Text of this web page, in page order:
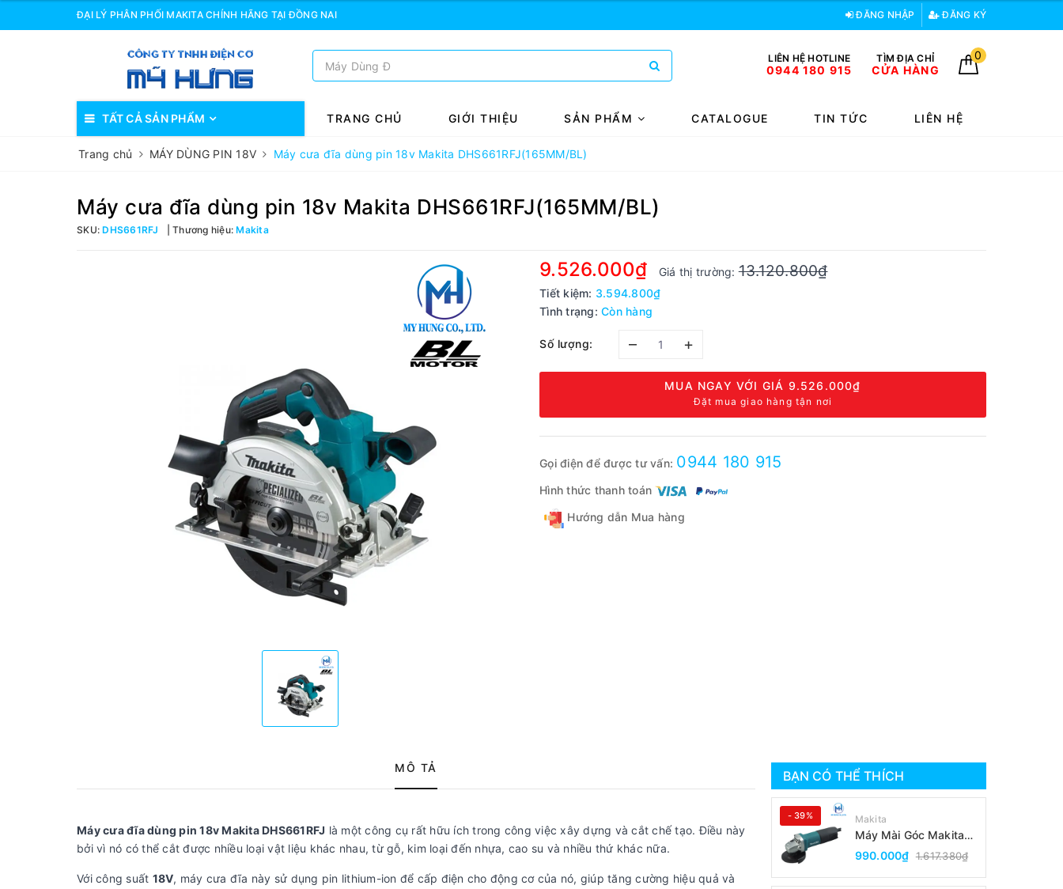
ĐẠI LÝ PHÂN PHỐI MAKITA CHÍNH HÃNG TẠI ĐỒNG NAI ĐĂNG NHẬP ĐĂNG KÝ
LIÊN HỆ HOTLINE
0944 180 915
TÌM ĐỊA CHỈ
CỬA HÀNG
0
TẤT CẢ SẢN PHẨM TRANG CHỦ GIỚI THIỆU SẢN PHẨM CATALOGUE TIN TỨC LIÊN HỆ
Trang chủ MÁY DÙNG PIN 18V Máy cưa đĩa dùng pin 18v Makita DHS661RFJ(165MM/BL)
Máy cưa đĩa dùng pin 18v Makita DHS661RFJ(165MM/BL)
SKU:DHS661RFJ Thương hiệu:Makita
9.526.000₫ Giá thị trường:13.120.800₫
Tiết kiệm: 3.594.800₫
Tình trạng: Còn hàng
Số lượng: – +
MUA NGAY VỚI GIÁ 9.526.000₫
Đặt mua giao hàng tận nơi
Gọi điện để được tư vấn: 0944 180 915
Hình thức thanh toán
Hướng dẫn Mua hàng
MÔ TẢ
Máy cưa đĩa dùng pin 18v Makita DHS661RFJ là một công cụ rất hữu ích trong công việc xây dựng và cắt chế tạo. Điều này
bởi vì nó có thể cắt được nhiều loại vật liệu khác nhau, từ gỗ, kim loại đến nhựa, cao su và nhiều thứ khác nữa.
Với công suất 18V, máy cưa đĩa này sử dụng pin lithium-ion để cấp điện cho động cơ của nó, giúp tăng cường hiệu quả và
BẠN CÓ THỂ THÍCH
- 39% Makita
Máy Mài Góc Makita
9553B(100MM/Công
Tắc Đuôi)
990.000₫ 1.617.380₫